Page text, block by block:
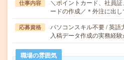
仕事内容
＼ポイントカード、社員
ードの作成／＊外注に出
応募資格
パソコンスキル不要 / 英語
入稿データ作成の実務経
職場の雰囲気